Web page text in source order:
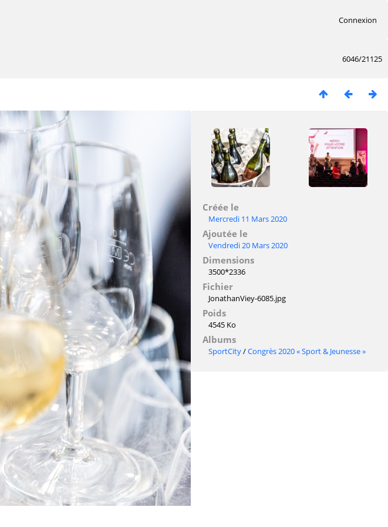
Connexion
6046/21125
Créée le
Mercredi 11 Mars 2020
Ajoutée le
Vendredi 20 Mars 2020
Dimensions
3500*2336
Fichier
JonathanViey-6085.jpg
Poids
4545 Ko
Albums
SportCity/Congrès 2020 « Sport & Jeunesse »